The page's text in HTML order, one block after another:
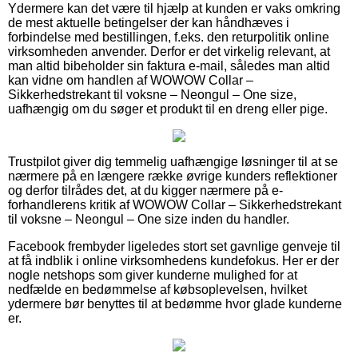
Ydermere kan det være til hjælp at kunden er vaks omkring
de mest aktuelle betingelser der kan håndhæves i
forbindelse med bestillingen, f.eks. den returpolitik online
virksomheden anvender. Derfor er det virkelig relevant, at
man altid bibeholder sin faktura e-mail, således man altid
kan vidne om handlen af WOWOW Collar –
Sikkerhedstrekant til voksne – Neongul – One size,
uafhængig om du søger et produkt til en dreng eller pige.
Trustpilot giver dig temmelig uafhængige løsninger til at se
nærmere på en længere række øvrige kunders reflektioner
og derfor tilrådes det, at du kigger nærmere på e-
forhandlerens kritik af WOWOW Collar – Sikkerhedstrekant
til voksne – Neongul – One size inden du handler.
Facebook frembyder ligeledes stort set gavnlige genveje til
at få indblik i online virksomhedens kundefokus. Her er der
nogle netshops som giver kunderne mulighed for at
nedfælde en bedømmelse af købsoplevelsen, hvilket
ydermere bør benyttes til at bedømme hvor glade kunderne
er.